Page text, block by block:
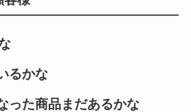
るかな
った商品まだあるかな